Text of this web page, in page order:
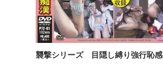
襲撃シリーズ 目隠し縛り強行恥感